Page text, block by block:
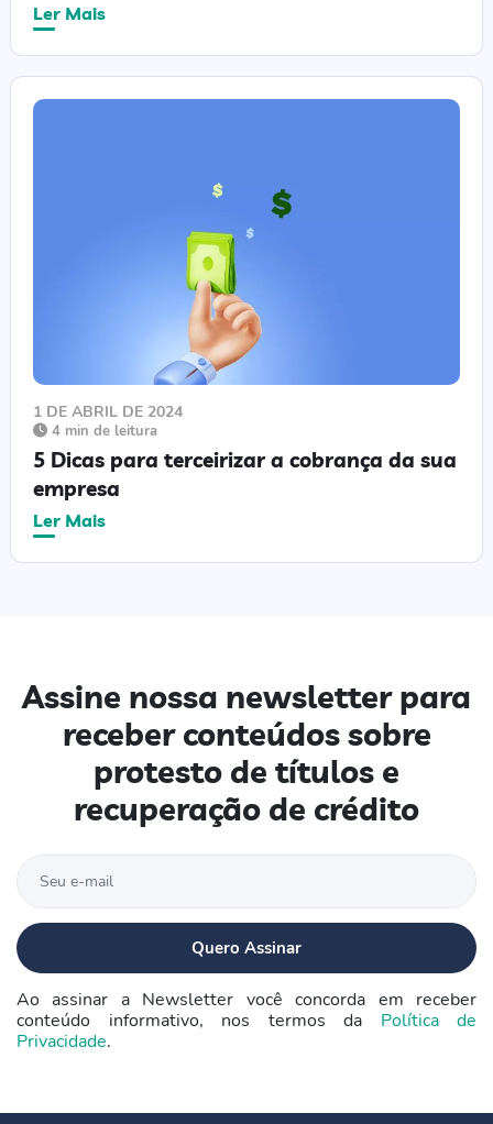
Ler Mais
1 DE ABRIL DE 2024
4 min de leitura
5 Dicas para terceirizar a cobrança da sua
empresa
Ler Mais
Assine nossa newsletter para
receber conteúdos sobre
protesto de títulos e
recuperação de crédito
Ao assinar a Newsletter você concorda em receber
conteúdo informativo, nos termos da Política de
Privacidade.